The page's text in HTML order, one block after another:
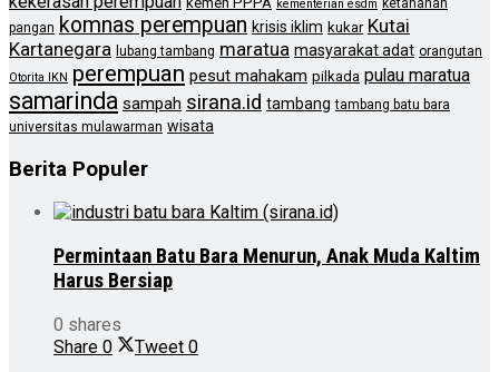
kementerian esdm ketahanan
pangan komnas perempuan krisis iklim kukar Kutai
Kartanegara lubang tambang maratua masyarakat adat orangutan
Otorita IKN perempuan pesut mahakam pilkada pulau maratua
samarinda sampah sirana.id tambang tambang batu bara
universitas mulawarman wisata
Berita Populer
Permintaan Batu Bara Menurun, Anak Muda Kaltim
Harus Bersiap
0 shares
Share 0 Tweet 0